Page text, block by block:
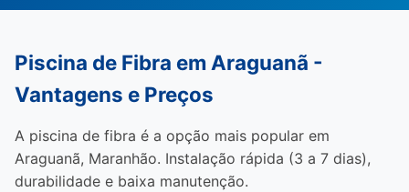
Piscina de Fibra em Araguanã -
Vantagens e Preços
A piscina de fibra é a opção mais popular em
Araguanã, Maranhão. Instalação rápida (3 a 7 dias),
durabilidade e baixa manutenção.